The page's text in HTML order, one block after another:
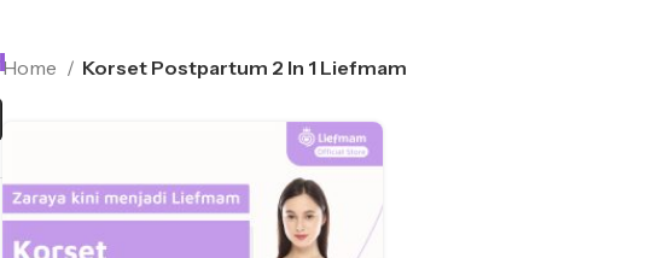
Home Korset Postpartum 2 In 1 Liefmam